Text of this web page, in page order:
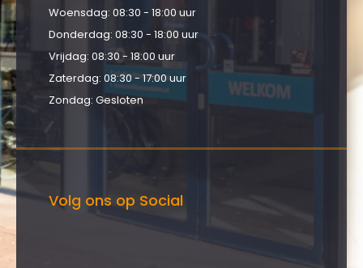
Woensdag: 08:30 - 18:00 uur
Donderdag: 08:30 - 18:00 uur
Vrijdag: 08:30 - 18:00 uur
Zaterdag: 08:30 - 17:00 uur
Zondag: Gesloten
Volg ons op Social